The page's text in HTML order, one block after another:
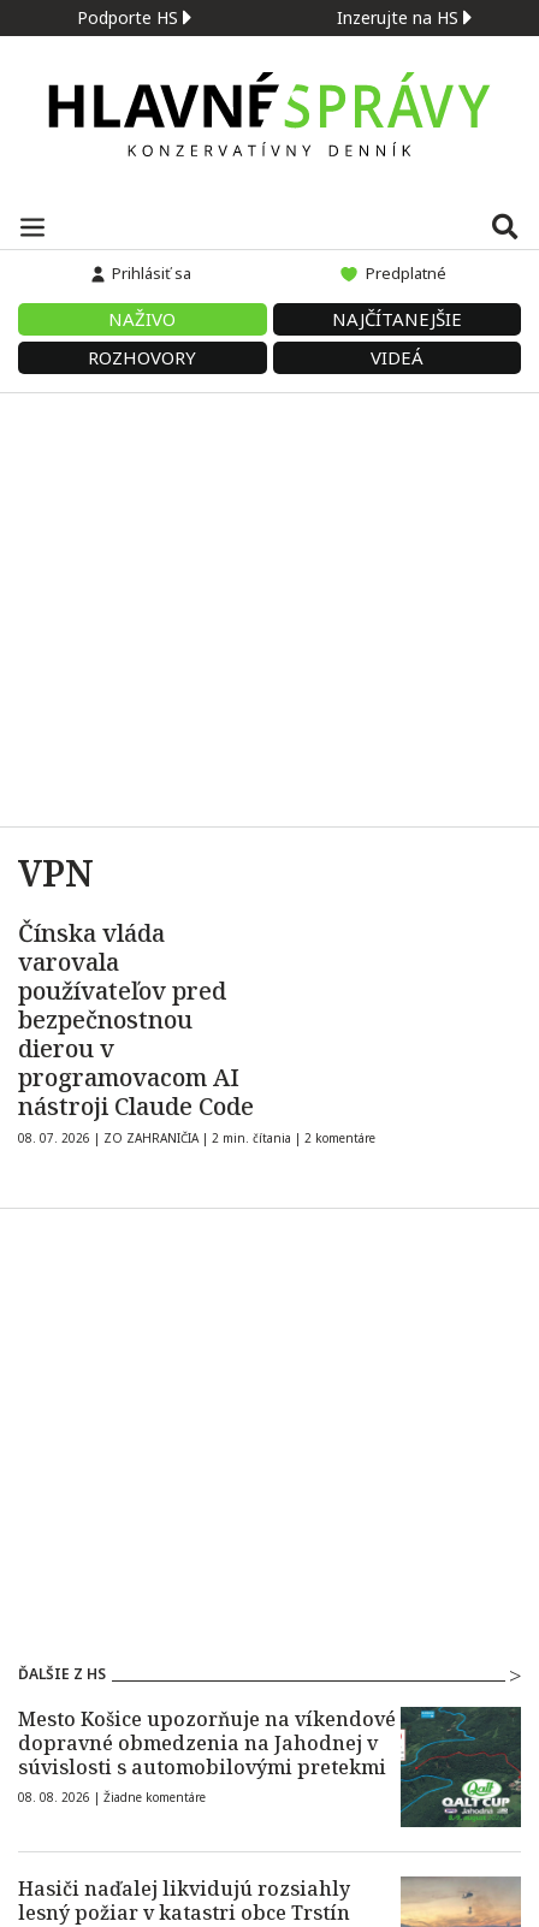
Podporte HS Inzerujte na HS
Prihlásiť sa Predplatné
NAŽIVO
NAJČÍTANEJŠIE
ROZHOVORY
VIDEÁ
VPN
Čínska vláda
varovala
používateľov pred
bezpečnostnou
dierou v
programovacom AI
nástroji Claude Code
08. 07. 2026 | ZO ZAHRANIČIA | 2 min. čítania | 2 komentáre
ĎALŠIE Z HS
Mesto Košice upozorňuje na víkendové
dopravné obmedzenia na Jahodnej v
súvislosti s automobilovými pretekmi
08. 08. 2026 | Žiadne komentáre
Hasiči naďalej likvidujú rozsiahly
lesný požiar v katastri obce Trstín